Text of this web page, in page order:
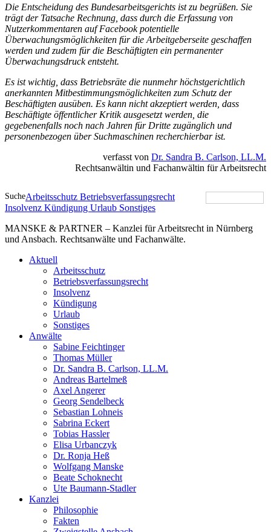
Die Entscheidung des Bundesarbeitsgerichts ist zu begrüßen. Sie
trägt der Tatsache Rechnung, dass durch die Erfassung von
Nutzerkommentaren auf Facebook potentielle
Überwachungsmöglichkeiten für die Arbeitgeberseite geschaffen
werden und zudem für die Beschäftigten ein permanenter
Überwachungsdruck entsteht.
Es ist wichtig, dass Betriebsräte die nunmehr höchstgerichtlich
anerkannten Mitbestimmungsmöglichkeiten zum Schutz der
Beschäftigten ausüben. Es kann nicht akzeptiert werden, dass
Beschäftigte öffentlicher Kritik ausgesetzt werden, die
gegebenenfalls noch nach Jahren für Dritte zugänglich und
personenbezogen über Suchmaschinen recherchierbar ist.
verfasst von Dr. Sandra B. Carlson, LL.M.
Rechtsanwältin und Fachanwältin für Arbeitsrecht
SucheArbeitsschutz Betriebsverfassungsrecht
Insolvenz Kündigung Urlaub Sonstiges
MANSKE & PARTNER – Kanzlei für Arbeitsrecht in Nürnberg
und Ansbach. Rechtsanwälte und Fachanwälte.
Aktuell
Arbeitsschutz
Betriebsverfassungsrecht
Insolvenz
Kündigung
Urlaub
Sonstiges
Anwälte
Sabine Feichtinger
Thomas Müller
Dr. Sandra B. Carlson, LL.M.
Andreas Bartelmeß
Axel Angerer
Georg Sendelbeck
Sebastian Lohneis
Sabrina Eckert
Tobias Hassler
Elisa Urbanczyk
Dr. Ronja Heß
Wolfgang Manske
Beate Schoknecht
Ute Baumann-Stadler
Kanzlei
Philosophie
Fakten